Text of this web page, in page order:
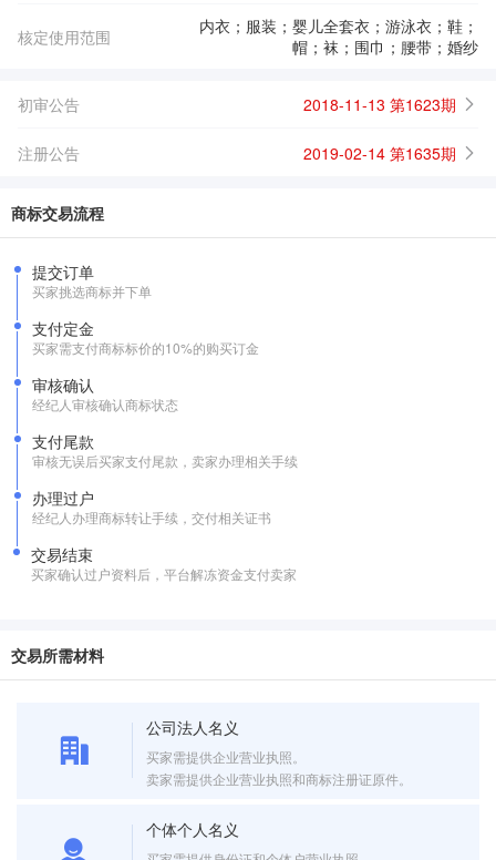
核定使用范围
内衣；服装；婴儿全套衣；游泳衣；鞋；
帽；袜；围巾；腰带；婚纱
初审公告 2018-11-13 第1623期
注册公告 2019-02-14 第1635期
商标交易流程
提交订单
买家挑选商标并下单
支付定金
买家需支付商标标价的10%的购买订金
审核确认
经纪人审核确认商标状态
支付尾款
审核无误后买家支付尾款，卖家办理相关手续
办理过户
经纪人办理商标转让手续，交付相关证书
交易结束
买家确认过户资料后，平台解冻资金支付卖家
交易所需材料
公司法人名义
买家需提供企业营业执照。
卖家需提供企业营业执照和商标注册证原件。
个体个人名义